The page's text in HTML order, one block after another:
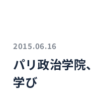
2015.06.16
パリ政治学院
学び